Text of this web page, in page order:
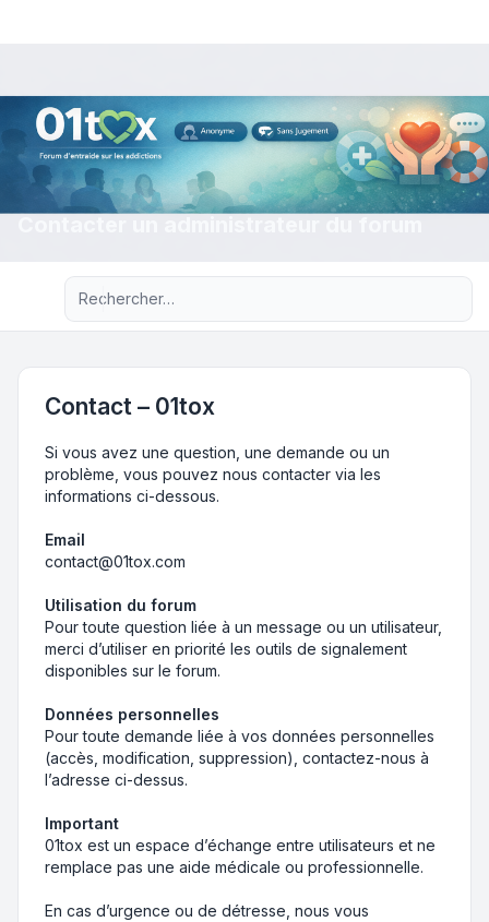
Recherche avancée
Contact – 01tox
Si vous avez une question, une demande ou un
problème, vous pouvez nous contacter via les
informations ci-dessous.
Email
contact@01tox.com
Utilisation du forum
Pour toute question liée à un message ou un utilisateur,
merci d’utiliser en priorité les outils de signalement
disponibles sur le forum.
Données personnelles
Pour toute demande liée à vos données personnelles
(accès, modification, suppression), contactez-nous à
l’adresse ci-dessus.
Important
01tox est un espace d’échange entre utilisateurs et ne
remplace pas une aide médicale ou professionnelle.
En cas d’urgence ou de détresse, nous vous